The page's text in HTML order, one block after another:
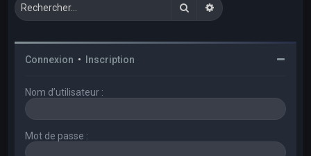
RechercherRecherche avancée
Connexion • Inscription
Nom d’utilisateur :
Mot de passe :